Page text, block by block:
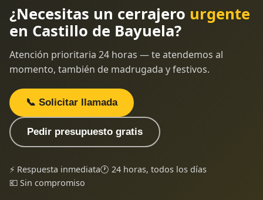
¿Necesitas un cerrajero urgente
en Castillo de Bayuela?
Atención prioritaria 24 horas — te atendemos al
momento, también de madrugada y festivos.
📞 Solicitar llamada
Pedir presupuesto gratis
⚡ Respuesta inmediata🕐 24 horas, todos los días
💶 Sin compromiso